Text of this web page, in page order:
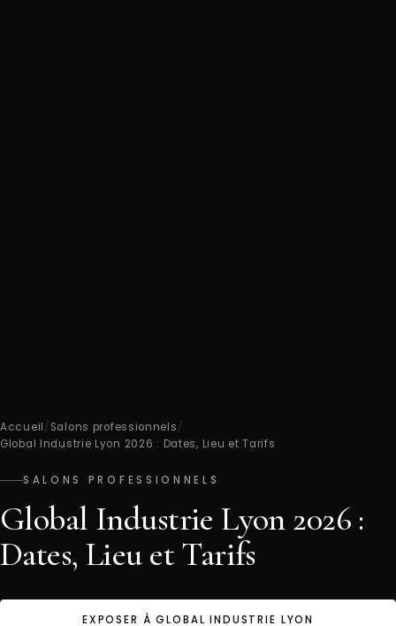
Accueil/ Salons professionnels/
Global Industrie Lyon 2026 : Dates, Lieu et Tarifs
SALONS PROFESSIONNELS
Global Industrie Lyon 2026 :
Dates, Lieu et Tarifs
EXPOSER À GLOBAL INDUSTRIE LYON